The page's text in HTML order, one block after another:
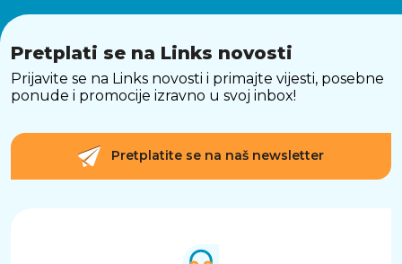
Pretplati se na Links novosti
Prijavite se na Links novosti i primajte vijesti, posebne
ponude i promocije izravno u svoj inbox!
Pretplatite se na naš newsletter